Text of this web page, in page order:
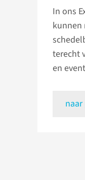
In ons
kunnen
terecht
en
naar